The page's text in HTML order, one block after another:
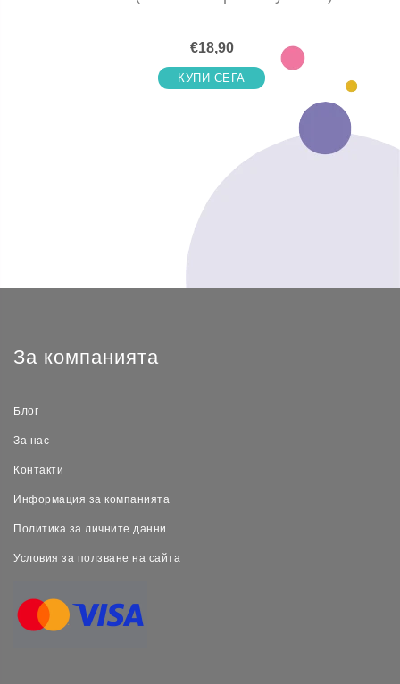
€18,90
КУПИ СЕГА
За компанията
Блог
За нас
Контакти
Информация за компанията
Политика за личните данни
Условия за ползване на сайта